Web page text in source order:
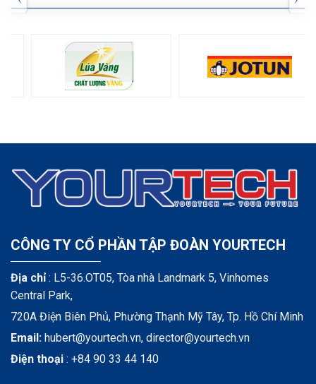
CÔNG TY CỔ PHẦN TẬP ĐOÀN YOURTECH
Địa chỉ: L5-36.OT05, Tòa nhà Landmark 5, Vinhomes
Central Park,
720A Điện Biên Phủ, Phường Thạnh Mỹ Tây, Tp. Hồ Chí Minh
Email: hubert@yourtech.vn, director@yourtech.vn
Điện thoại : +84 90 33 44 140